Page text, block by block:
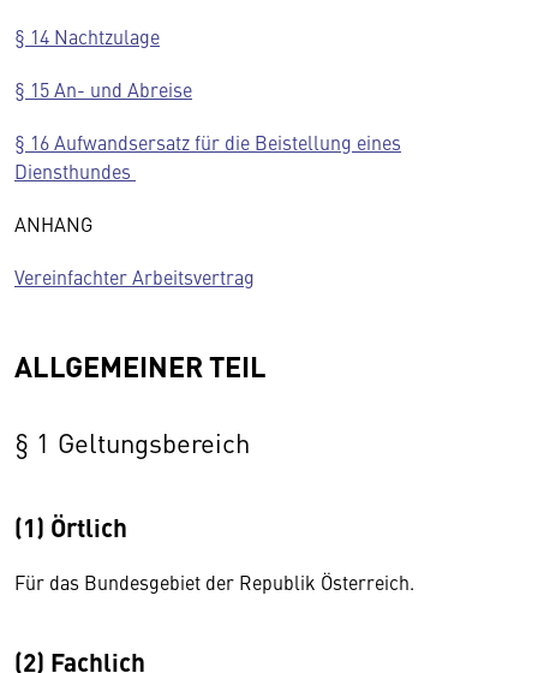
§ 14 Nachtzulage
§ 15 An- und Abreise
§ 16 Aufwandsersatz für die Beistellung eines
Diensthundes
ANHANG
Vereinfachter Arbeitsvertrag
ALLGEMEINER TEIL
§ 1 Geltungsbereich
(1) Örtlich
Für das Bundesgebiet der Republik Österreich.
(2) Fachlich